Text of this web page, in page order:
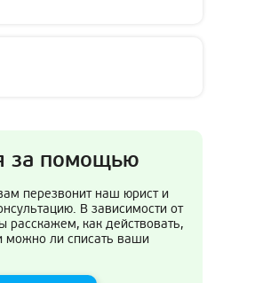
за помощью
перезвонит наш юрист и
В зависимости от
расскажем, как действовать,
можно ли списать ваши